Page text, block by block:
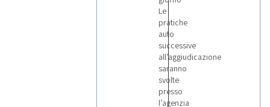
Le
pratiche
auto
successive
all’aggiudicazione
saranno
svolte
presso
l’agenzia